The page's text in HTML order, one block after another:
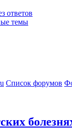
ответов
темы
Список форумов